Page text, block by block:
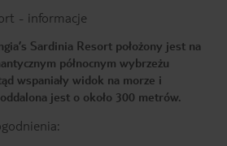
- informacje
Sardinia Resort położony jest na
północnym wybrzeżu
wspaniały widok na morze i
jest o około 300 metrów.